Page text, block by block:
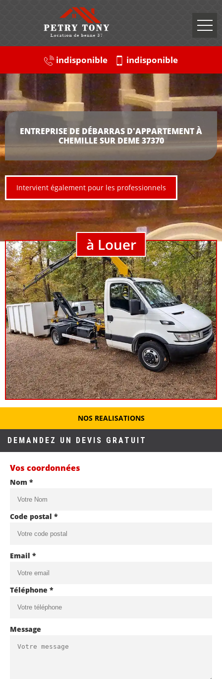
indisponible indisponible
ENTREPRISE DE DÉBARRAS D'APPARTEMENT À
CHEMILLE SUR DEME 37370
Intervient également pour les professionnels
à Louer
NOS REALISATIONS
DEMANDEZ UN DEVIS GRATUIT
Vos coordonnées
Nom *
Code postal *
Email *
Téléphone *
Message